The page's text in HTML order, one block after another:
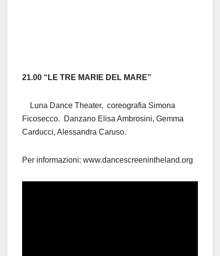
21.00 “LE TRE MARIE DEL MARE”
Luna Dance Theater, coreografia Simona
Ficosecco. Danzano Elisa Ambrosini, Gemma
Carducci, Alessandra Caruso.
Per informazioni: www.dancescreenintheland.org